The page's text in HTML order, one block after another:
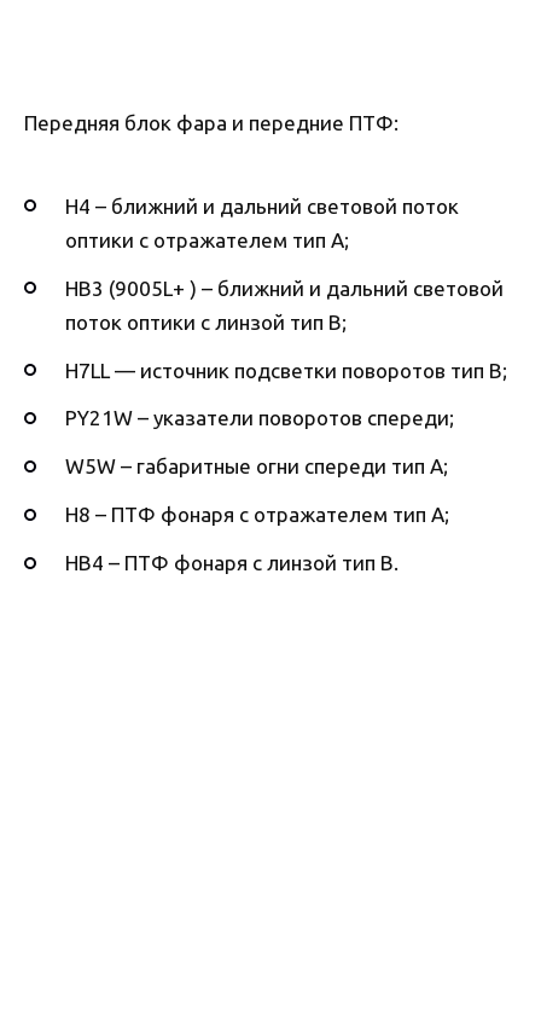
Передняя блок фара и передние ПТФ:
H4 – ближний и дальний световой поток
оптики с отражателем тип А;
HB3 (9005L+ ) – ближний и дальний световой
поток оптики с линзой тип B;
H7LL — источник подсветки поворотов тип B;
PY21W – указатели поворотов спереди;
W5W – габаритные огни спереди тип А;
H8 – ПТФ фонаря с отражателем тип А;
HB4 – ПТФ фонаря с линзой тип B.